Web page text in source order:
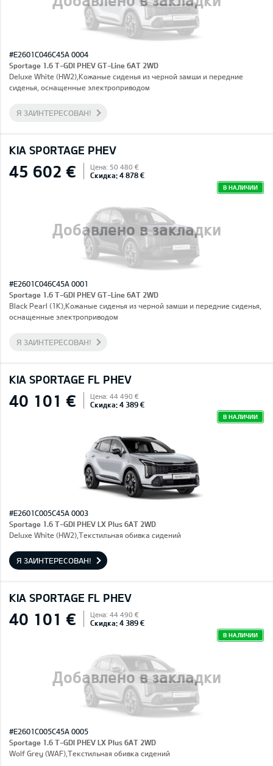
#E2601C046C45A 0004
Sportage 1.6 T-GDI PHEV GT-Line 6AT 2WD
Deluxe White (HW2),Кожаные сиденья из черной замши и передние
сиденья, оснащенные электроприводом
Я ЗАИНТЕРЕСОВАН!
KIA SPORTAGE PHEV
Добавлено в закладки
45 602 € Цена: 50 480 €
Скидка: 4 878 €
В НАЛИЧИИ
#E2601C046C45A 0001
Sportage 1.6 T-GDI PHEV GT-Line 6AT 2WD
Black Pearl (1K),Кожаные сиденья из черной замши и передние сиденья,
оснащенные электроприводом
Я ЗАИНТЕРЕСОВАН!
KIA SPORTAGE FL PHEV
40 101 € Цена: 44 490 €
Скидка: 4 389 €
В НАЛИЧИИ
#E2601C005C45A 0003
Sportage 1.6 T-GDI PHEV LX Plus 6AT 2WD
Deluxe White (HW2),Текстильная обивка сидений
Я ЗАИНТЕРЕСОВАН!
KIA SPORTAGE FL PHEV
Добавлено в закладки
40 101 € Цена: 44 490 €
Скидка: 4 389 €
В НАЛИЧИИ
#E2601C005C45A 0005
Sportage 1.6 T-GDI PHEV LX Plus 6AT 2WD
Wolf Grey (WAF),Текстильная обивка сидений